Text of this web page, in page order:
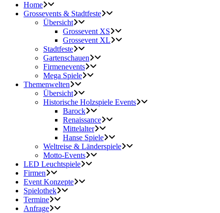
Home
Grossevents & Stadtfeste
Übersicht
Grossevent XS
Grossevent XL
Stadtfeste
Gartenschauen
Firmenevents
Mega Spiele
Themenwelten
Übersicht
Historische Holzspiele Events
Barock
Renaissance
Mittelalter
Hanse Spiele
Weltreise & Länderspiele
Motto-Events
LED Leuchtspiele
Firmen
Event Konzepte
Spielothek
Termine
Anfrage